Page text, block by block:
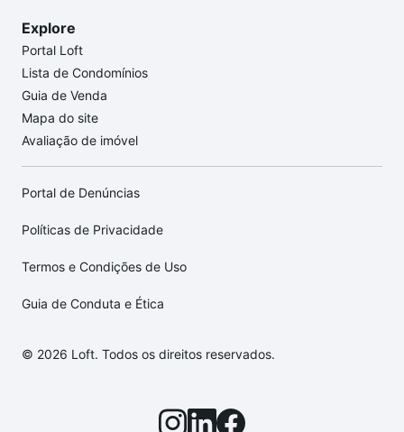
Explore
Portal Loft
Lista de Condomínios
Guia de Venda
Mapa do site
Avaliação de imóvel
Portal de Denúncias
Políticas de Privacidade
Termos e Condições de Uso
Guia de Conduta e Ética
© 2026 Loft. Todos os direitos reservados.